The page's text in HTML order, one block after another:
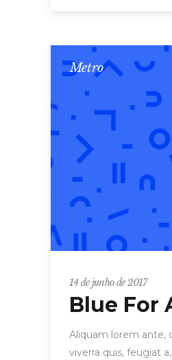
Metro
14 de junho de 2017
Blue For
Aliquam lorem ante,
viverra quis, feugiat